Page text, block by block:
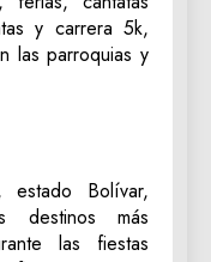
y carrera 5k,
las parroquias y
estado Bolívar,
más
las fiestas